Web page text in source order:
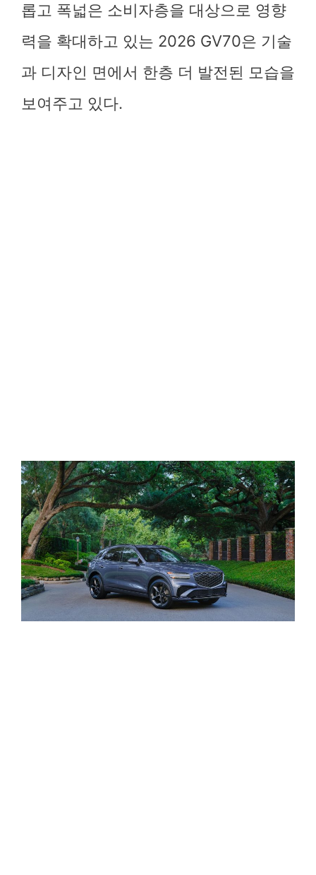
롭고 폭넓은 소비자층을 대상으로 영향
력을 확대하고 있는 2026 GV70은 기술
과 디자인 면에서 한층 더 발전된 모습을
보여주고 있다.